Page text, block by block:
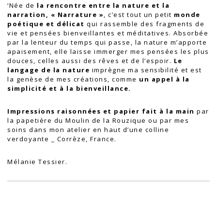
‘Née de la rencontre entre la nature et la
narration, « Narrature », c’est tout un petit monde
poétique et délicat qui rassemble des fragments de
vie et pensées bienveillantes et méditatives. Absorbée
par la lenteur du temps qui passe, la nature m’apporte
apaisement, elle laisse immerger mes pensées les plus
douces, celles aussi des rêves et de l’espoir. Le
langage de la nature imprègne ma sensibilité et est
la genèse de mes créations, comme un appel à la
simplicité et à la bienveillance.
Impressions raisonnées et papier fait à la main par
la papetière du Moulin de la Rouzique ou par mes
soins dans mon atelier en haut d’une colline
verdoyante _ Corrèze, France.
Mélanie Tessier.